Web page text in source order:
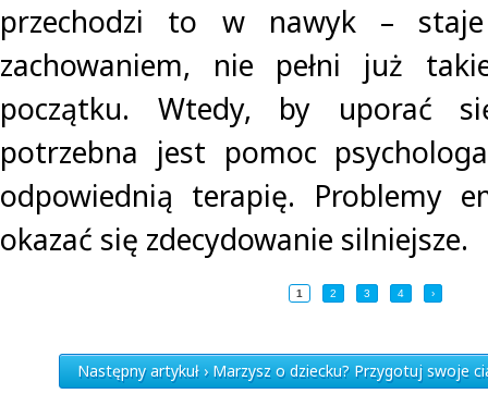
przechodzi to w nawyk –
zachowaniem, nie pełni już
początku. Wtedy, by uporać
potrzebna jest pomoc
odpowiednią terapię. Problemy
okazać się zdecydowanie silniejsze.
1 2 3 4 ›
Następny artykuł › Marzysz o dziecku? Przygotuj swoje